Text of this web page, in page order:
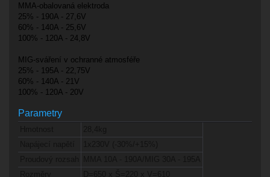
MMA-obalovaná elektroda
25% - 190A - 27,6V
60% - 140A - 25,6V
100% - 120A - 24,8V
MIG-sváření v ochranné atmosféře
25% - 195A - 22,75V
60% - 140A - 21V
100% - 120A - 20V
Parametry